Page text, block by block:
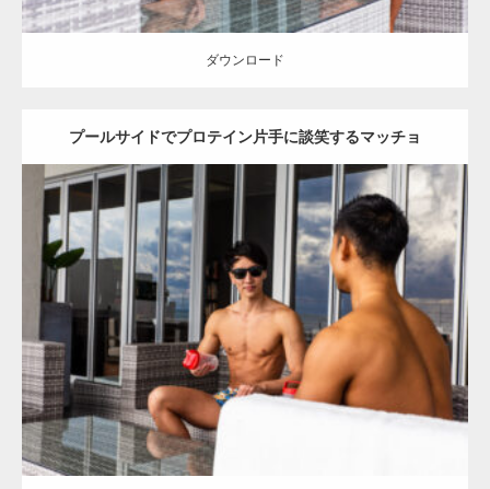
ダウンロード
プールサイドでプロテイン片手に談笑するマッチョ
Update:2023.02.11
Category: ホテルのマッチョ オレンジの人
AKIHITO(細マッチョ)
TOSHI(大胸筋) 腹筋 宗像 (福岡)
ダウンロード